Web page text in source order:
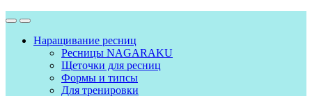
Наращивание ресниц
Ресницы NAGARAKU
Щеточки для ресниц
Формы и типсы
Для тренировки